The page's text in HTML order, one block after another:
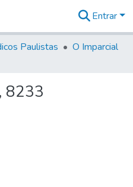
na
Entrar
Paulistas
O Imparcial
8233